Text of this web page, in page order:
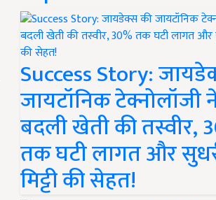
Success Story:
जायटॉनिक टेक्नोलॉजी
बदली खेती की तस्वीर,
तक घटी लागत और
मिट्टी की सेहत!